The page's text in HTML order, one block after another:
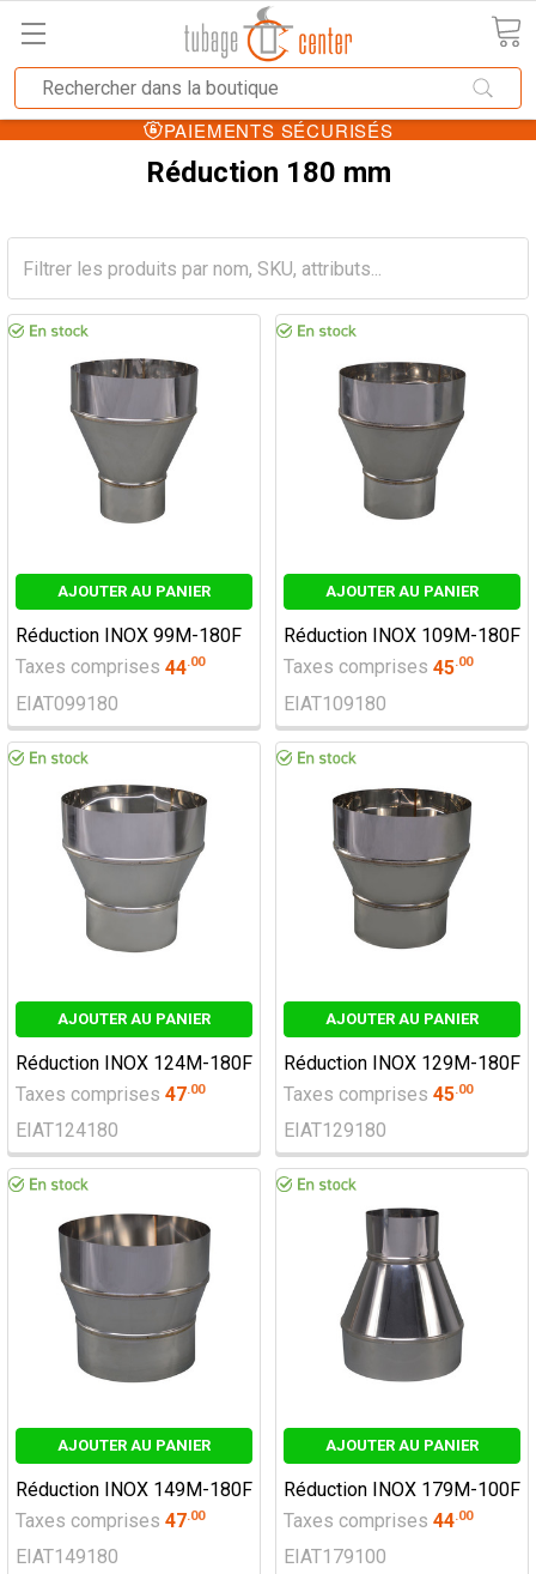
PAIEMENTS SÉCURISÉS
Réduction 180 mm
AJOUTER AU PANIER
Réduction INOX 99M-180F
Taxes comprises 44.00
EIAT099180
AJOUTER AU PANIER
Réduction INOX 109M-180F
Taxes comprises 45.00
EIAT109180
AJOUTER AU PANIER
Réduction INOX 124M-180F
Taxes comprises 47.00
EIAT124180
AJOUTER AU PANIER
Réduction INOX 129M-180F
Taxes comprises 45.00
EIAT129180
AJOUTER AU PANIER
Réduction INOX 149M-180F
Taxes comprises 47.00
EIAT149180
AJOUTER AU PANIER
Réduction INOX 179M-100F
Taxes comprises 44.00
EIAT179100